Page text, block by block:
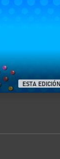
ESTA EDICIÓN